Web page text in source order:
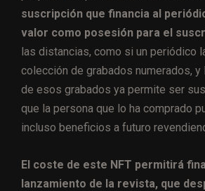
suscripción que financia al
valor como posesión para el
las distancias, como si un periódico
colección de grabados numerados, y
de esos grabados ya permite ser
que la persona que lo ha comprado
incluso beneficios a futuro
El coste de este NFT permitirá
lanzamiento de la revista, que